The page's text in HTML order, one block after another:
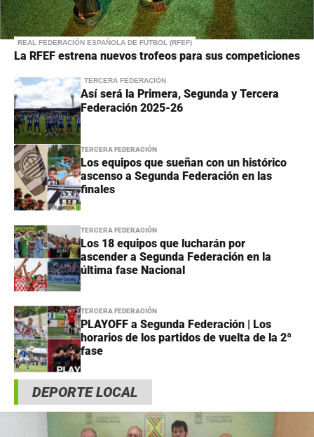
REAL FEDERACIÓN ESPAÑOLA DE FÚTBOL (RFEF)
La RFEF estrena nuevos trofeos para sus competiciones
TERCERA FEDERACIÓN
Así será la Primera, Segunda y Tercera
Federación 2025-26
TERCERA FEDERACIÓN
Los equipos que sueñan con un histórico
ascenso a Segunda Federación en las
finales
TERCERA FEDERACIÓN
Los 18 equipos que lucharán por
ascender a Segunda Federación en la
última fase Nacional
TERCERA FEDERACIÓN
PLAYOFF a Segunda Federación | Los
horarios de los partidos de vuelta de la 2ª
fase
DEPORTE LOCAL